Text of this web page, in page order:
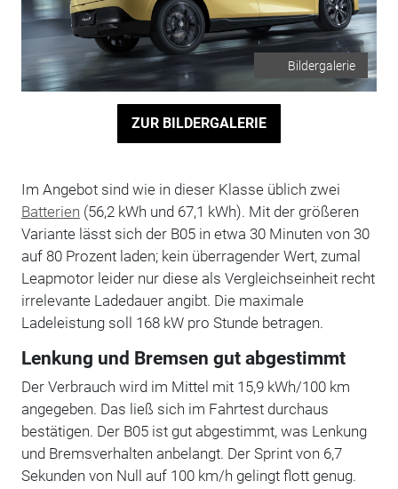
Bildergalerie
ZUR BILDERGALERIE
Im Angebot sind wie in dieser Klasse üblich zwei
Batterien (56,2 kWh und 67,1 kWh). Mit der größeren
Variante lässt sich der B05 in etwa 30 Minuten von 30
auf 80 Prozent laden; kein überragender Wert, zumal
Leapmotor leider nur diese als Vergleichseinheit recht
irrelevante Ladedauer angibt. Die maximale
Ladeleistung soll 168 kW pro Stunde betragen.
Lenkung und Bremsen gut abgestimmt
Der Verbrauch wird im Mittel mit 15,9 kWh/100 km
angegeben. Das ließ sich im Fahrtest durchaus
bestätigen. Der B05 ist gut abgestimmt, was Lenkung
und Bremsverhalten anbelangt. Der Sprint von 6,7
Sekunden von Null auf 100 km/h gelingt flott genug.